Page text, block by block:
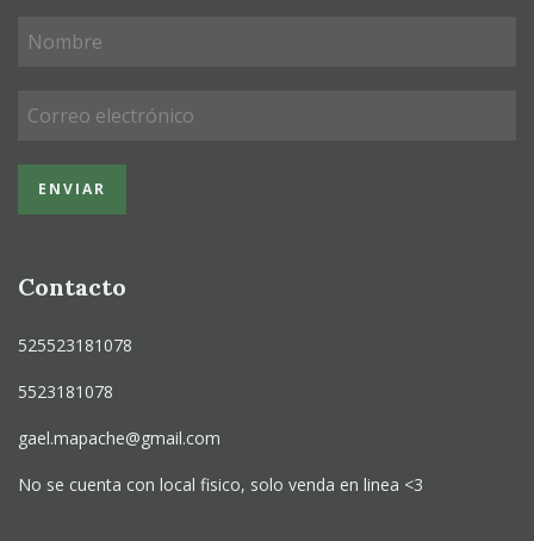
Contacto
525523181078
5523181078
gael.mapache@gmail.com
No se cuenta con local fisico, solo venda en linea <3